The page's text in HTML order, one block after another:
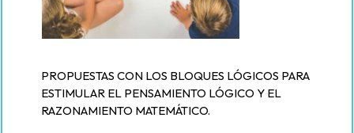
PROPUESTAS CON LOS BLOQUES LÓGICOS PARA
ESTIMULAR EL PENSAMIENTO LÓGICO Y EL
RAZONAMIENTO MATEMÁTICO.